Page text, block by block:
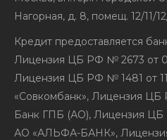
Нагорная, д. 8, помещ. 12/11/
Кредит предоставляется
Лицензия ЦБ РФ № 2673 от
Лицензия ЦБ РФ № 1481 от
«Совкомбанк», Лицензия ЦБ
Банк ГПБ (АО), Лицензия ЦБ
АО «АЛЬФА-БАНК»,